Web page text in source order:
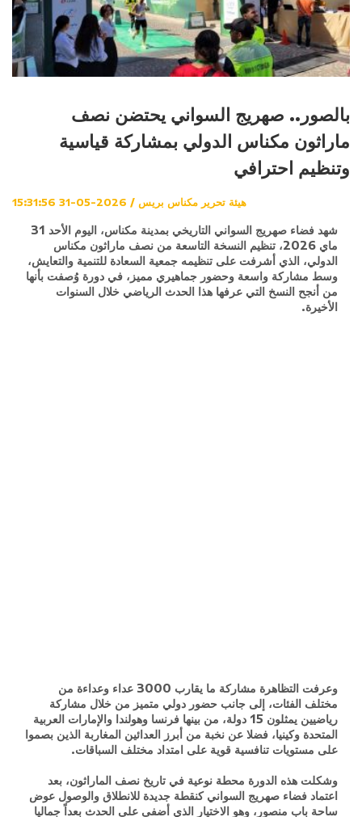
بالصور.. صهريج السواني يحتضن نصف
ماراثون مكناس الدولي بمشاركة قياسية
وتنظيم احترافي
هيئة تحرير مكناس بريس / 2026-05-31 15:31:56
شهد فضاء صهريج السواني التاريخي بمدينة مكناس، اليوم الأحد 31
ماي 2026، تنظيم النسخة التاسعة من نصف ماراثون مكناس
الدولي، الذي أشرفت على تنظيمه جمعية السعادة للتنمية والتعايش،
وسط مشاركة واسعة وحضور جماهيري مميز، في دورة وُصفت بأنها
من أنجح النسخ التي عرفها هذا الحدث الرياضي خلال السنوات
الأخيرة.
وعرفت التظاهرة مشاركة ما يقارب 3000 عداء وعداءة من
مختلف الفئات، إلى جانب حضور دولي متميز من خلال مشاركة
رياضيين يمثلون 15 دولة، من بينها فرنسا وهولندا والإمارات العربية
المتحدة وكينيا، فضلا عن نخبة من أبرز العدائين المغاربة الذين بصموا
على مستويات تنافسية قوية على امتداد مختلف السباقات.
وشكلت هذه الدورة محطة نوعية في تاريخ نصف الماراثون، بعد
اعتماد فضاء صهريج السواني كنقطة جديدة للانطلاق والوصول عوض
ساحة باب منصور، وهو الاختيار الذي أضفى على الحدث بعداً جماليا